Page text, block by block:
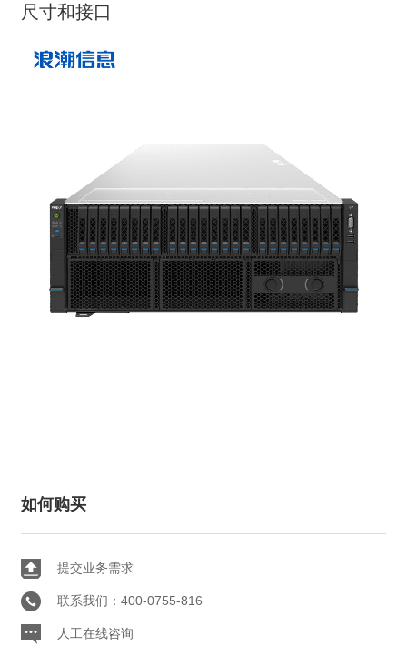
尺寸和接口
如何购买
提交业务需求
联系我们：400-0755-816
人工在线咨询